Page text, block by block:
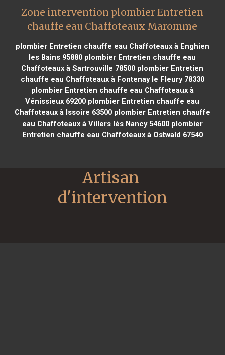
Zone intervention plombier Entretien
chauffe eau Chaffoteaux Maromme
plombier Entretien chauffe eau Chaffoteaux à Enghien
les Bains 95880 plombier Entretien chauffe eau
Chaffoteaux à Sartrouville 78500 plombier Entretien
chauffe eau Chaffoteaux à Fontenay le Fleury 78330
plombier Entretien chauffe eau Chaffoteaux à
Vénissieux 69200 plombier Entretien chauffe eau
Chaffoteaux à Issoire 63500plombier Entretien chauffe
eau Chaffoteaux à Villers lès Nancy 54600plombier
Entretien chauffe eau Chaffoteaux à Ostwald 67540
Artisan
d'intervention